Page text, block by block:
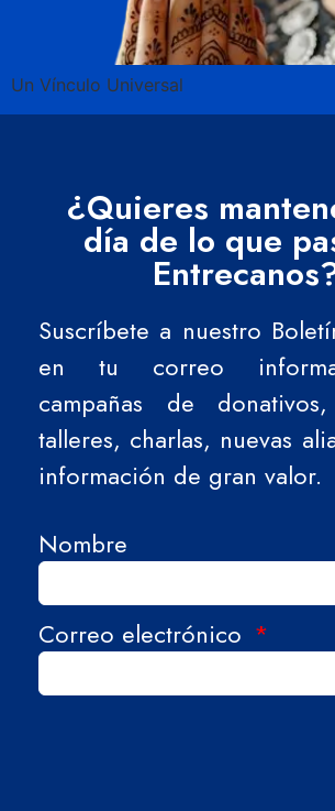
Un Vínculo Universal
¿Quieres
día de lo que
Suscríbete a nuestro
en tu correo
campañas de
talleres, charlas, nuevas
información de gran valor.
Nombre
Correo electrónico